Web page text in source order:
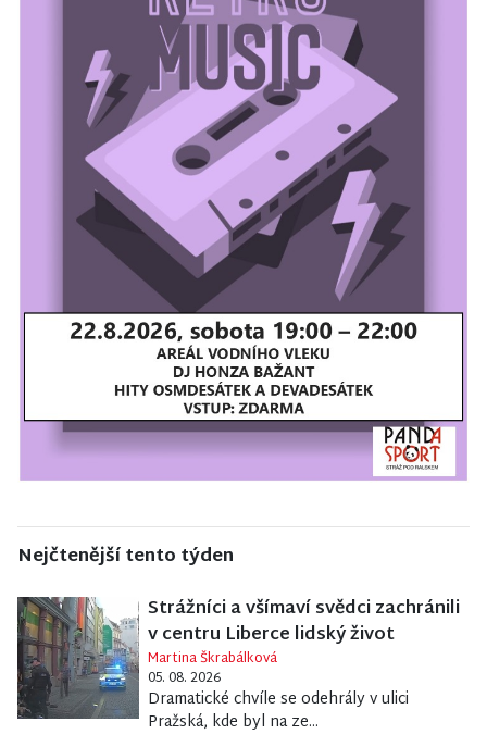
Nejčtenější tento týden
Strážníci a všímaví svědci zachránili
v centru Liberce lidský život
Martina Škrabálková
05. 08. 2026
Dramatické chvíle se odehrály v ulici
Pražská, kde byl na ze...